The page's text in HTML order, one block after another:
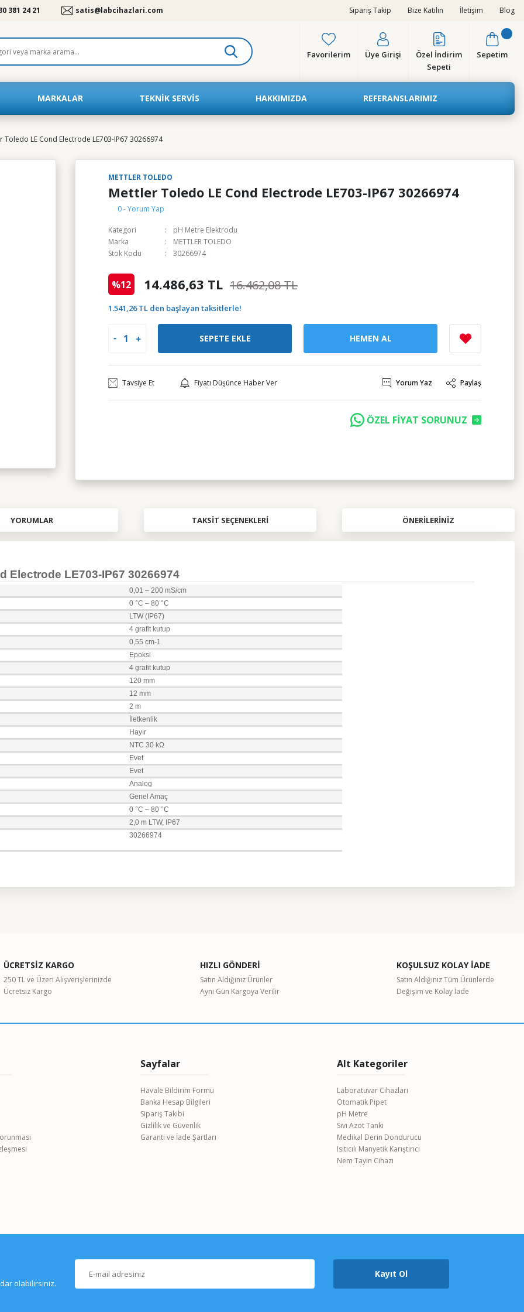
381 24 21 satis@labcihazlari.com Sipariş Takip Bize Katılın İletişim Blog
Favorilerim Üye Girişi
Özel İndirim
Sepeti
Sepetim
MARKALAR TEKNIK SERVIS HAKKIMIZDA REFERANSLARIMIZ
Toledo LE Cond Electrode LE703-IP67 30266974
METTLER TOLEDO
Mettler Toledo LE Cond Electrode LE703-IP67 30266974
0 - Yorum Yap
Kategori
pH Metre Elektrodu
Marka
METTLER TOLEDO
Stok Kodu
30266974
%12 14.486,63 TL 16.462,08 TL
1.541,26 TL den başlayan taksitlerle!
SEPETE EKLE HEMEN AL
Tavsiye Et Fiyatı Düşünce Haber Ver Yorum Yaz Paylaş
ÖZEL FİYAT SORUNUZ
YORUMLAR TAKSIT SEÇENEKLERI ÖNERILERINIZ
Electrode LE703-IP67 30266974
0,01 – 200 mS/cm
0 °C – 80 °C
LTW (IP67)
4 grafit kutup
0,55 cm-1
Epoksi
4 grafit kutup
120 mm
12 mm
2 m
İletkenlik
Hayır
NTC 30 kΩ
Evet
Evet
Analog
Genel Amaç
0 °C – 80 °C
2,0 m LTW, IP67
30266974
Gönder
ÜCRETSİZ KARGO
250 TL ve Üzeri Alışverişlerinizde
Ücretsiz Kargo
HIZLI GÖNDERİ
Satın Aldığınız Ürünler
Aynı Gün Kargoya Verilir
KOŞULSUZ KOLAY İADE
Satın Aldığınız Tüm Ürünlerde
Değişim ve Kolay İade
Sayfalar
Havale Bildirim Formu
Banka Hesap Bilgileri
Sipariş Takibi
Gizlilik ve Güvenlik
Garanti ve İade Şartları
Alt Kategoriler
Laboratuvar Cihazları
Otomatik Pipet
pH Metre
Sıvı Azot Tankı
Medikal Derin Dondurucu
Isıtıcılı Manyetik Karıştırıcı
Nem Tayin Cihazı
olabilirsiniz.
Kayıt Ol